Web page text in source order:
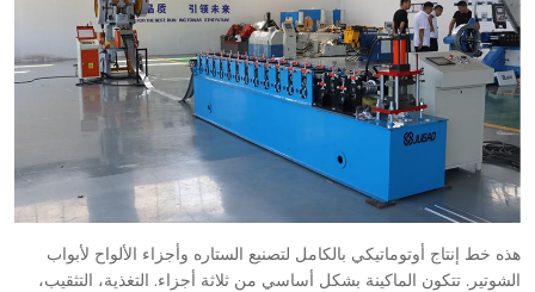
هذه خط إنتاج أوتوماتيكي بالكامل لتصنيع الستاره وأجزاء الألواح لأبواب
الشوتير. تتكون الماكينة بشكل أساسي من ثلاثة أجزاء. التغذية، التثقيب،